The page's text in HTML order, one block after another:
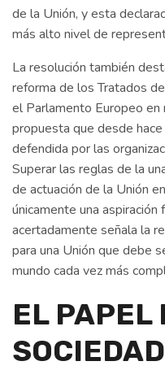
de la Unión, y esta
más alto nivel de
La resolución también
reforma de los Tratados
el Parlamento Europeo
propuesta que desde
defendida por las
Superar las reglas de la
de actuación de la Unión
únicamente una
acertadamente señala la
para una Unión que debe
mundo cada vez más
EL PAPEL